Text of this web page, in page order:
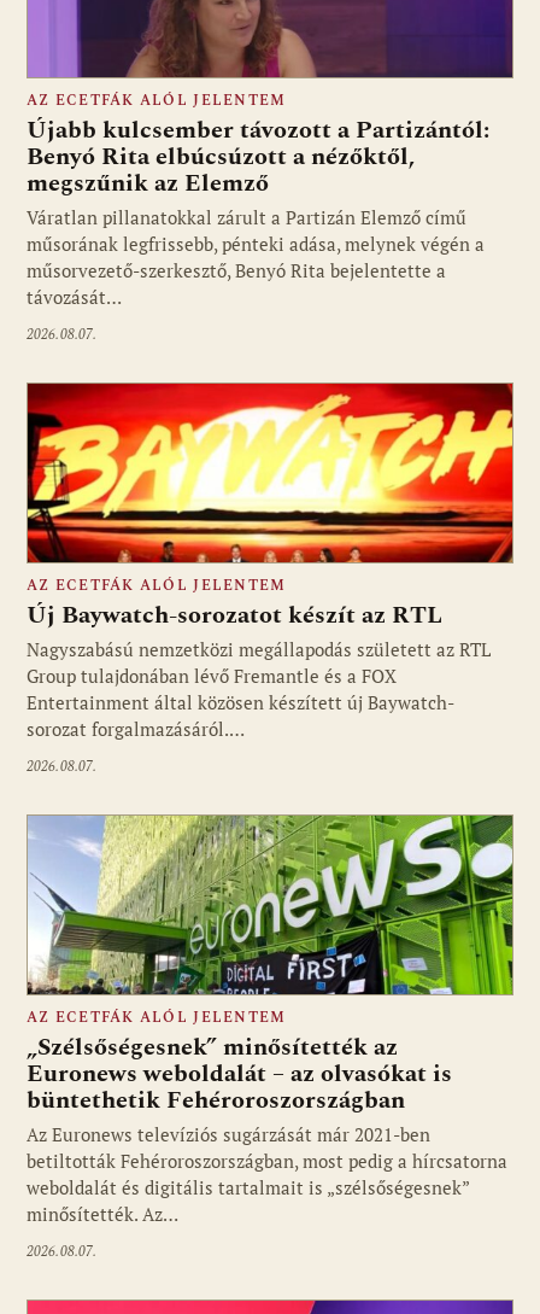
Fotó: media1.hu
AZ ECETFÁK ALÓL JELENTEM
Újabb kulcsember távozott a Partizántól:
Benyó Rita elbúcsúzott a nézőktől,
megszűnik az Elemző
Váratlan pillanatokkal zárult a Partizán Elemző című
műsorának legfrissebb, pénteki adása, melynek végén a
műsorvezető-szerkesztő, Benyó Rita bejelentette a
távozását…
2026.08.07.
Fotó: media1.hu
AZ ECETFÁK ALÓL JELENTEM
Új Baywatch-sorozatot készít az RTL
Nagyszabású nemzetközi megállapodás született az RTL
Group tulajdonában lévő Fremantle és a FOX
Entertainment által közösen készített új Baywatch-
sorozat forgalmazásáról.…
2026.08.07.
Fotó: media1.hu
AZ ECETFÁK ALÓL JELENTEM
„Szélsőségesnek” minősítették az
Euronews weboldalát – az olvasókat is
büntethetik Fehéroroszországban
Az Euronews televíziós sugárzását már 2021-ben
betiltották Fehéroroszországban, most pedig a hírcsatorna
weboldalát és digitális tartalmait is „szélsőségesnek”
minősítették. Az…
2026.08.07.